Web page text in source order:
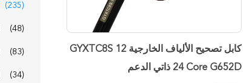
(235)
(48)
(83)
(34)
كابل تصحيح الألياف الخارجية GYXTC8S 12
24 Core G652D ذاتي الدعم